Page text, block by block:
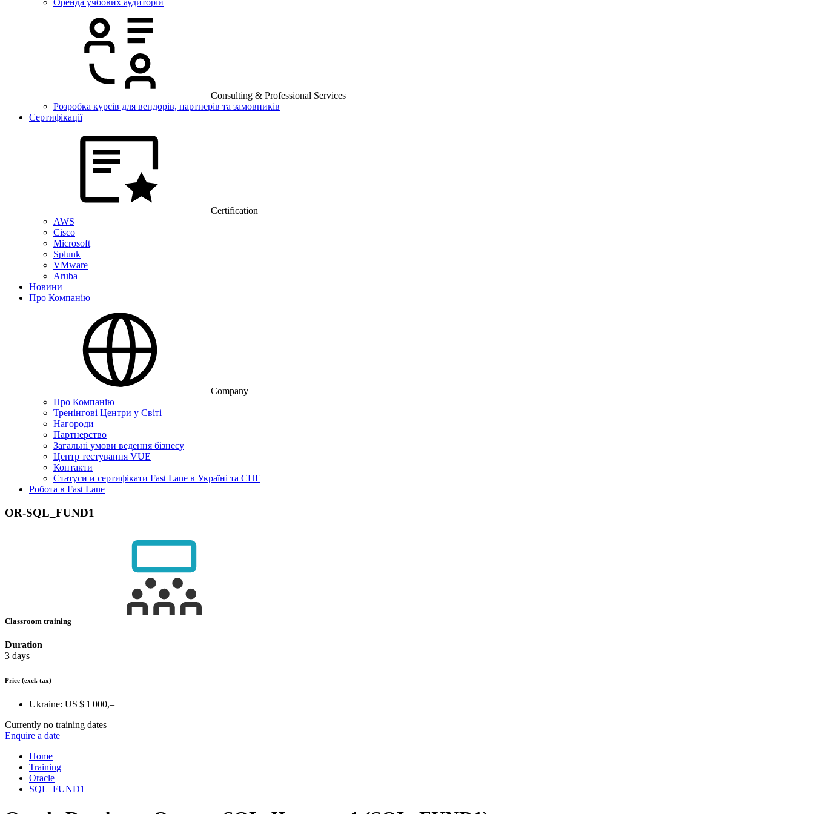
Оренда учбових аудиторій
Consulting & Professional Services
Розробка курсів для вендорів, партнерів та замовників
Сертифікації
Certification
AWS
Cisco
Microsoft
Splunk
VMware
Aruba
Новини
Про Компанію
Company
Про Компанію
Тренінгові Центри у Світі
Нагороди
Партнерство
Загальні умови ведення бізнесу
Центр тестування VUE
Контакти
Статуси и сертифікати Fast Lane в Україні та СНГ
Робота в Fast Lane
OR-SQL_FUND1
Classroom training
Duration
3 days
Price (excl. tax)
Ukraine: US $ 1 000,–
Currently no training dates
Enquire a date
Home
Training
Oracle
SQL_FUND1